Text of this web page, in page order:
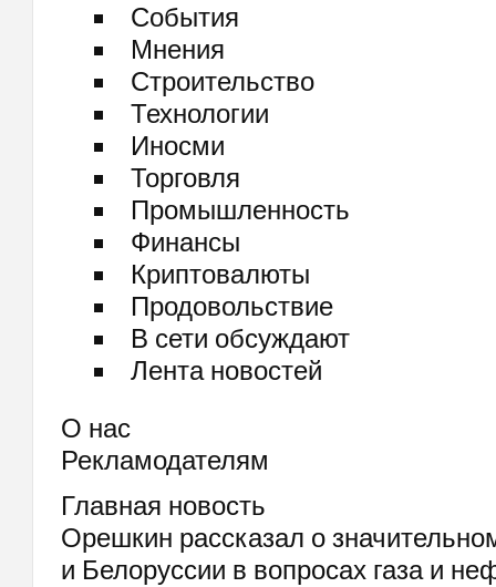
События
Мнения
Строительство
Технологии
Иносми
Торговля
Промышленность
Финансы
Криптовалюты
Продовольствие
В сети обсуждают
Лента новостей
О нас
Рекламодателям
Главная новость
Орешкин рассказал о
и Белоруссии в вопросах газа и